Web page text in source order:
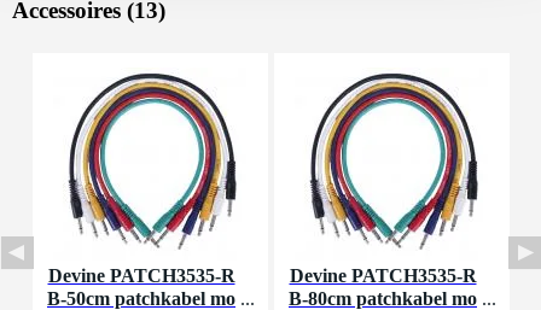
Accessoires (13)
Devine PATCH3535-R
B-50cm patchkabel mo
Devine PATCH3535-R
B-80cm patchkabel mo